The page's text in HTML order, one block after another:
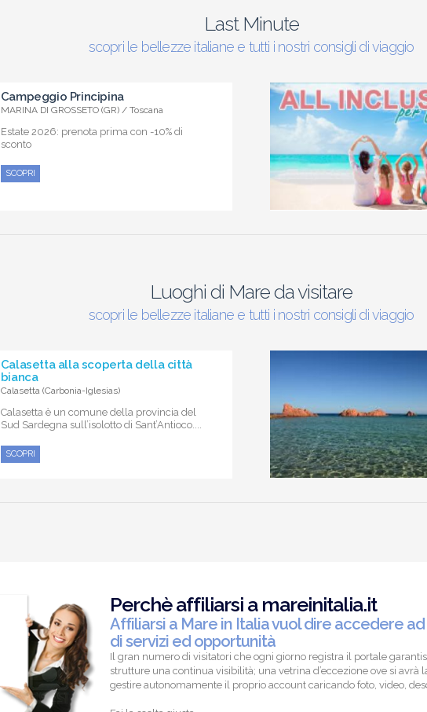
Last Minute
scopri le bellezze italiane e tutti i nostri consigli di viaggio
Campeggio Principina
MARINA DI GROSSETO (GR) / Toscana
Estate 2026: prenota prima con -10% di
sconto
SCOPRI
Luoghi di Mare da visitare
scopri le bellezze italiane e tutti i nostri consigli di viaggio
Calasetta alla scoperta della città
bianca
Calasetta (Carbonia-Iglesias)
Calasetta è un comune della provincia del
Sud Sardegna sull’isolotto di Sant’Antioco....
SCOPRI
Perchè affiliarsi a mareinitalia.it
Affiliarsi a Mare in Italia vuol dire accedere
di servizi ed opportunità
Il gran numero di visitatori che ogni giorno registra il portale
strutture una continua visibilità; una vetrina d’eccezione ove si avrà
gestire autonomamente il proprio account caricando foto, video,